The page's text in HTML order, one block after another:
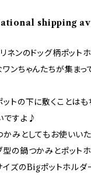
shipping
ネンのドッグ柄ポット
ワンちゃんたちが集ま
ットの下に敷くことは
ですよ♪
かみとしてもお使いい
型の鍋つかみとポット
ズのBigポットホルダ